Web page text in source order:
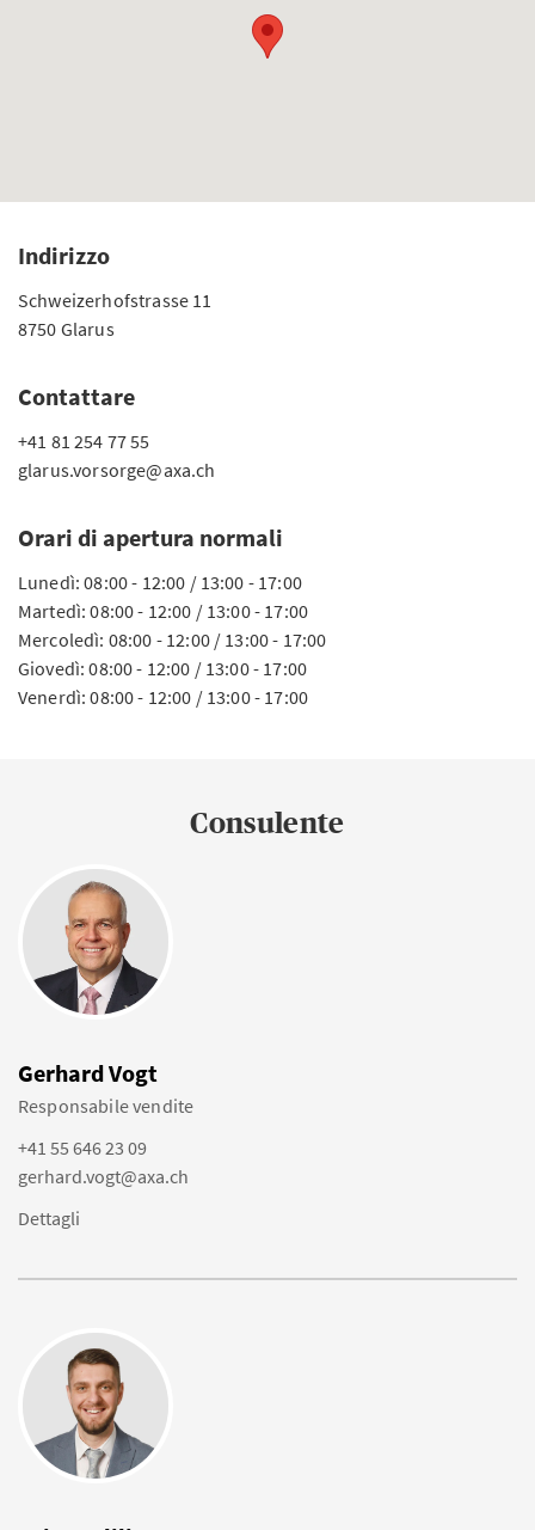
Indirizzo
Schweizerhofstrasse 11
8750 Glarus
Contattare
+41 81 254 77 55
glarus.vorsorge@axa.ch
Orari di apertura normali
Lunedì: 08:00 - 12:00 / 13:00 - 17:00
Martedì: 08:00 - 12:00 / 13:00 - 17:00
Mercoledì: 08:00 - 12:00 / 13:00 - 17:00
Giovedì: 08:00 - 12:00 / 13:00 - 17:00
Venerdì: 08:00 - 12:00 / 13:00 - 17:00
Consulente
Gerhard Vogt
Responsabile vendite
+41 55 646 23 09
gerhard.vogt@axa.ch
Dettagli